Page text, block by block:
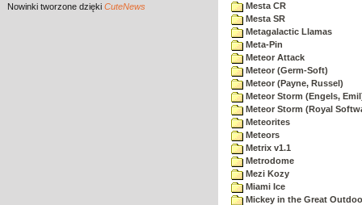
Nowinki tworzone dzięki CuteNews
Mesta CR
Mesta SR
Metagalactic Llamas
Meta-Pin
Meteor Attack
Meteor (Germ-Soft)
Meteor (Payne, Russel)
Meteor Storm (Engels,
Meteor Storm (Royal
Meteorites
Meteors
Metrix v1.1
Metrodome
Mezi Kozy
Miami Ice
Mickey in the Great